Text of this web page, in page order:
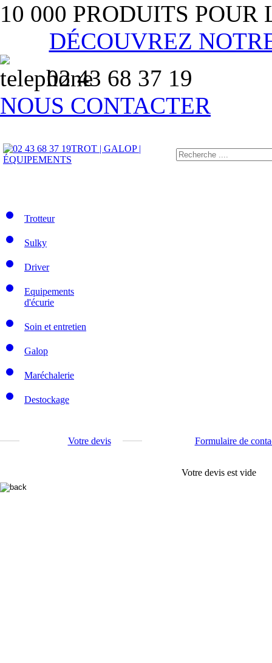
10 000 PRODUITS
DÉCOUVREZ
02 43 68 37 19
NOUS CONTACTER
TROT | GALOP |
ÉQUIPEMENTS
Trotteur
Sulky
Driver
Equipements
d'écurie
Soin et entretien
Galop
Maréchalerie
Destockage
Votre devis Formulaire de
Votre devis est vide